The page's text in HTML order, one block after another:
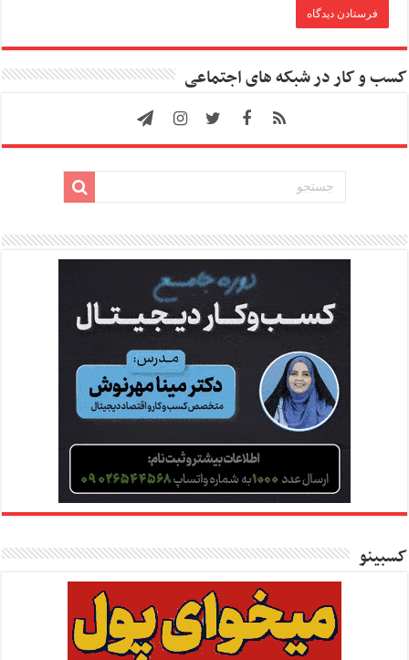
کسب و کار در شبکه های اجتماعی
کسبینو